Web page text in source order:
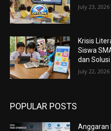
July 23, 2026
Krisis
Siswa
dan
July 22, 2026
POPULAR POSTS
Anggaran